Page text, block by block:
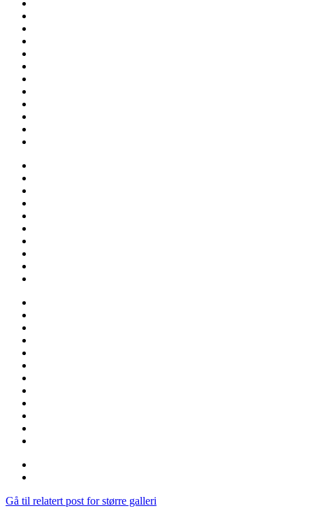
Gå til relatert post for større galleri